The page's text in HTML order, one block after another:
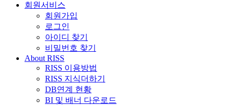
회원서비스
회원가입
로그인
아이디 찾기
비밀번호 찾기
About RISS
RISS 이용방법
RISS 지식더하기
DB연계 현황
BI 및 배너 다운로드